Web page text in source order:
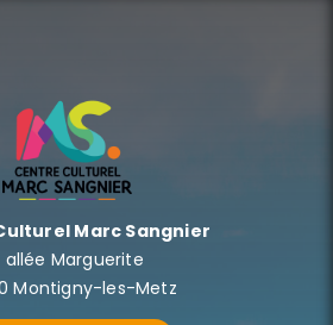
Marc Sangnier
allée Marguerite
Montigny-les-Metz